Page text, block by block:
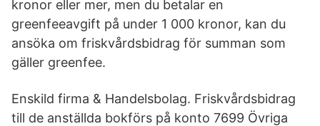
kronor eller mer, men du betalar en
greenfeeavgift på under 1 000 kronor, kan du
ansöka om friskvårdsbidrag för summan som
gäller greenfee.
Enskild firma & Handelsbolag. Friskvårdsbidrag
till de anställda bokförs på konto 7699 Övriga